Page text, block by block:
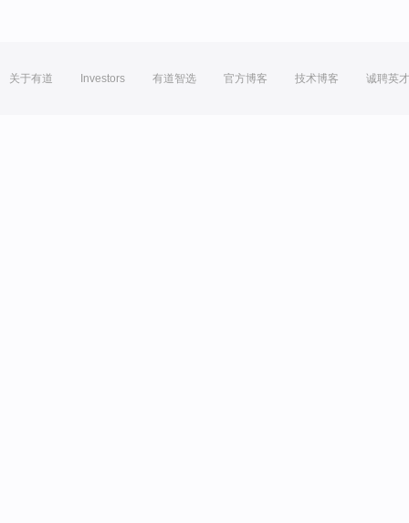
关于有道 Investors 有道智选 官方博客 技术博客 诚聘英才